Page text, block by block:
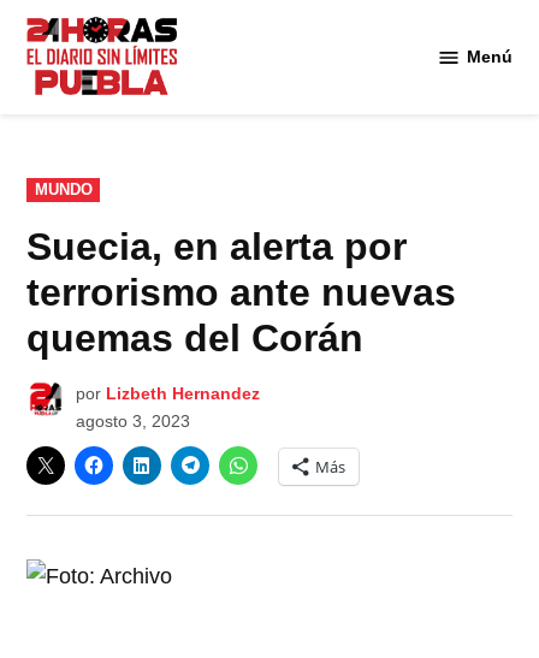
Saltar
contenido
Menú
PUBLICADO
EN
MUNDO
Suecia, en alerta por
terrorismo ante nuevas
quemas del Corán
por Lizbeth Hernandez
agosto 3, 2023
Más